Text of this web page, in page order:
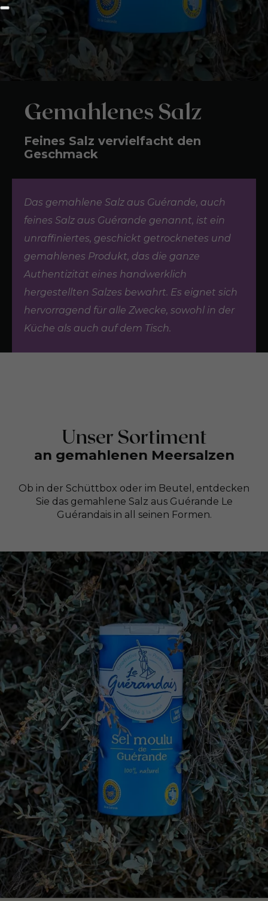
Gemahlenes Salz
Feines Salz vervielfacht den
Geschmack
Das gemahlene Salz aus Guérande, auch
feines Salz aus Guérande genannt, ist ein
unraffiniertes, geschickt getrocknetes und
gemahlenes Produkt, das die ganze
Authentizität eines handwerklich
hergestellten Salzes bewahrt. Es eignet sich
hervorragend für alle Zwecke, sowohl in der
Küche als auch auf dem Tisch.
Unser Sortiment
an gemahlenen Meersalzen
Ob in der Schüttbox oder im Beutel, entdecken
Sie das gemahlene Salz aus Guérande Le
Guérandais in all seinen Formen.